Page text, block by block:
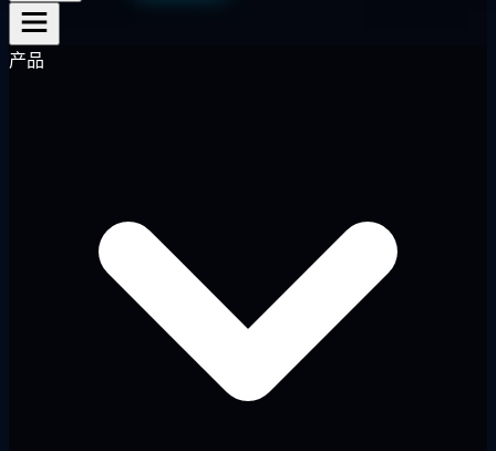
产品